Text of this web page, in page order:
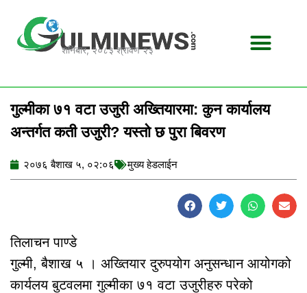
content
शनिबार, २०८३ श्रावण २३
गुल्मीका ७१ वटा उजुरी अख्तियारमा: कुन कार्यालय
अन्तर्गत कती उजुरी? यस्तो छ पुरा बिवरण
२०७६ बैशाख ५, ०२:०६ मुख्य हेडलाईन
तिलाचन पाण्डे
गुल्मी, बैशाख ५ । अख्तियार दुरुपयोग अनुसन्धान आयोगको
कार्यलय बुटवलमा गुल्मीका ७१ वटा उजुरीहरु परेको